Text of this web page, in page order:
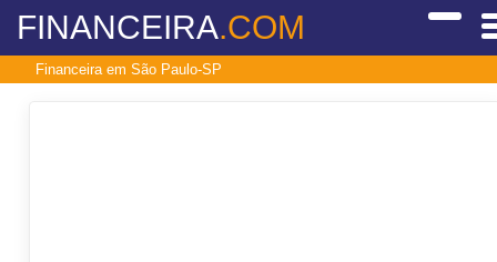
FINANCEIRA.COM
Financeira em São Paulo-SP